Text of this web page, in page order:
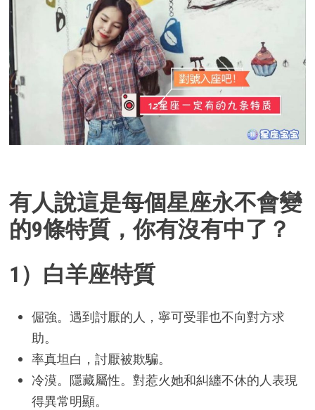
有人說這是每個星座永不會變
的9條特質，你有沒有中了？
1）白羊座特質
倔強。遇到討厭的人，寧可受罪也不向對方求
助。
率真坦白，討厭被欺騙。
冷漠。隱藏屬性。對惹火她和糾纏不休的人表現
得異常明顯。